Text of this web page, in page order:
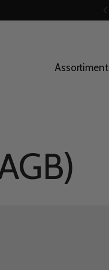
Assortiment